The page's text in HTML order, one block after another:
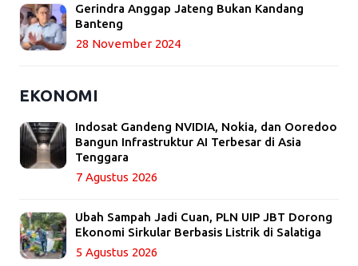
Gerindra Anggap Jateng Bukan Kandang
Banteng
28 November 2024
EKONOMI
Indosat Gandeng NVIDIA, Nokia, dan Ooredoo
Bangun Infrastruktur AI Terbesar di Asia
Tenggara
7 Agustus 2026
Ubah Sampah Jadi Cuan, PLN UIP JBT Dorong
Ekonomi Sirkular Berbasis Listrik di Salatiga
5 Agustus 2026